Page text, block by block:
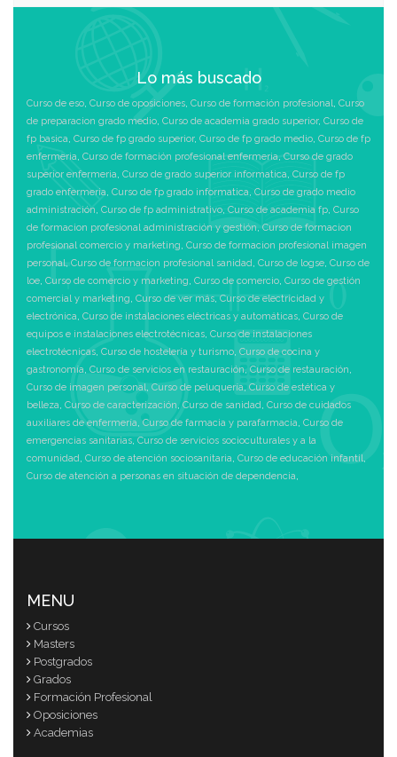
Lo más buscado
Curso de eso, Curso de oposiciones, Curso de formación profesional, Curso
de preparacion grado medio, Curso de academia grado superior, Curso de
fp basica, Curso de fp grado superior, Curso de fp grado medio, Curso de fp
enfermeria, Curso de formación profesional enfermeria,Curso de grado
superior enfermeria, Curso de grado superior informatica, Curso de fp
grado enfermeria, Curso de fp grado informatica, Curso de grado medio
administración, Curso de fp administrativo, Curso de academia fp, Curso
de formacion profesional administración y gestión,Curso de formacion
profesional comercio y marketing, Curso de formacion profesional imagen
personal,Curso de formacion profesional sanidad, Curso de logse, Curso de
loe, Curso de comercio y marketing, Curso de comercio, Curso de gestión
comercial y marketing, Curso de ver más,Curso de electricidad y
electrónica, Curso de instalaciones eléctricas y automáticas, Curso de
equipos e instalaciones electrotécnicas, Curso de instalaciones
electrotécnicas, Curso de hostelería y turismo, Curso de cocina y
gastronomía, Curso de servicios en restauración, Curso de restauración,
Curso de imagen personal, Curso de peluquería,Curso de estética y
belleza, Curso de caracterización,Curso de sanidad, Curso de cuidados
auxiliares de enfermería,Curso de farmacia y parafarmacia, Curso de
emergencias sanitarias, Curso de servicios socioculturales y a la
comunidad, Curso de atención sociosanitaria, Curso de educación infantil,
Curso de atención a personas en situación de dependencia,
MENU
Cursos
Masters
Postgrados
Grados
Formación Profesional
Oposiciones
Academias